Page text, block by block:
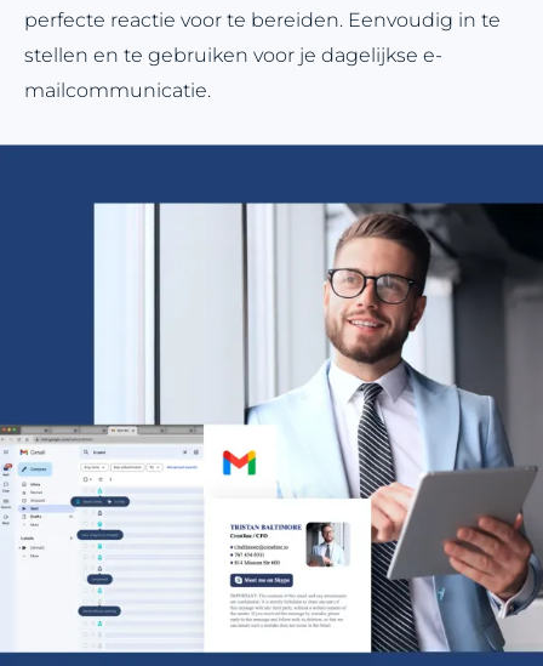
perfecte reactie voor te bereiden. Eenvoudig in te
stellen en te gebruiken voor je dagelijkse e-
mailcommunicatie.